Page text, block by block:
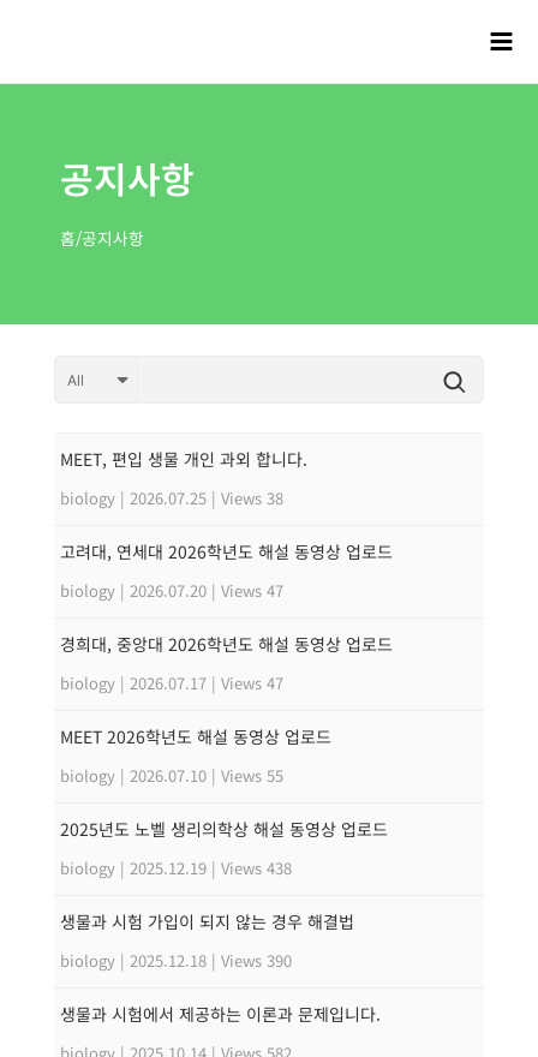
공지사항
홈/공지사항
MEET, 편입 생물 개인 과외 합니다.
biology | 2026.07.25 | Views 38
고려대, 연세대 2026학년도 해설 동영상 업로드
biology | 2026.07.20 | Views 47
경희대, 중앙대 2026학년도 해설 동영상 업로드
biology | 2026.07.17 | Views 47
MEET 2026학년도 해설 동영상 업로드
biology | 2026.07.10 | Views 55
2025년도 노벨 생리의학상 해설 동영상 업로드
biology | 2025.12.19 | Views 438
생물과 시험 가입이 되지 않는 경우 해결법
biology | 2025.12.18 | Views 390
생물과 시험에서 제공하는 이론과 문제입니다.